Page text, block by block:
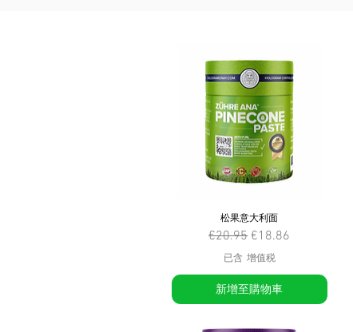
松果意大利面
一般價格
€20.95 促銷價格
€18.86
已含 增值税
新增至購物車